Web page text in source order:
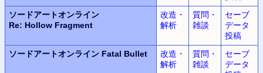
ソードアートオンライン
Re: Hollow Fragment
改造・
解析
質問・
雑談
セーブ
データ
投稿
ソードアートオンライン Fatal Bullet
改造・
解析
質問・
雑談
セーブ
データ